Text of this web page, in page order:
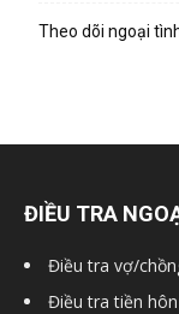
Theo dõi ngoại
ĐIỀU TRA
Điều tra vợ/
Điều tra tiền